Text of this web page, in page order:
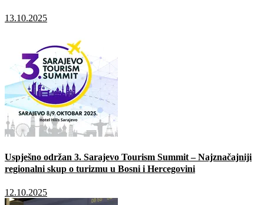
13.10.2025
Uspješno održan 3. Sarajevo Tourism Summit – Najznačajniji
regionalni skup o turizmu u Bosni i Hercegovini
12.10.2025